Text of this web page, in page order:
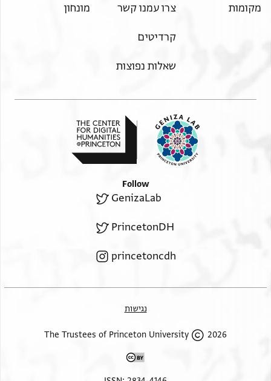
מקומות צרו עמנו קשר
קרדיטים
שאלות נפוצות
מונחון
Follow
GenizaLab
PrincetonDH
princetoncdh
נגישות
2026 The Trustees of Princeton University